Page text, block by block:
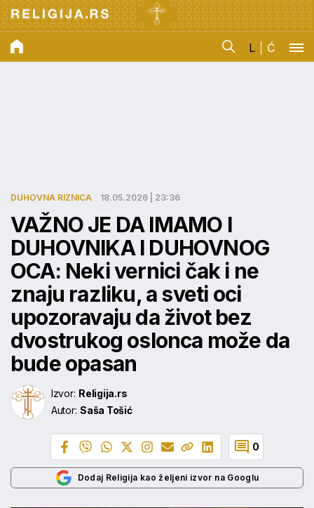
L Ć
DUHOVNA RIZNICA 18.05.2026 | 23:36
VAŽNO JE DA IMAMO I
DUHOVNIKA I DUHOVNOG
OCA: Neki vernici čak i ne
znaju razliku, a sveti oci
upozoravaju da život bez
dvostrukog oslonca može da
bude opasan
Izvor: Religija.rs
Autor: Saša Tošić
0
Dodaj Religija kao željeni izvor na Googlu